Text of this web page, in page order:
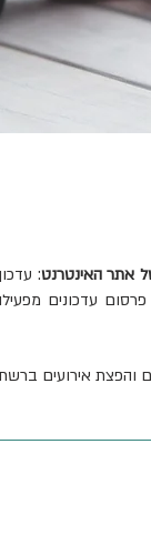
אתר האינטרנט:
פרסום עדכונים
והפצת אירועים